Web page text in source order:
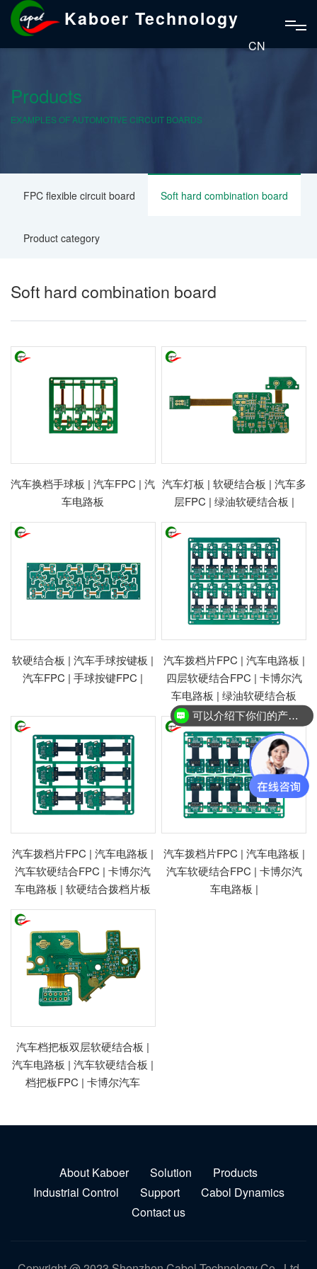
Kaboer Technology
CN
Products
EXAMPLES OF AUTOMOTIVE CIRCUIT BOARDS
FPC flexible circuit board Soft hard combination board
Product category
Soft hard combination board
汽车换档手球板 | 汽车FPC | 汽
车电路板
汽车灯板 | 软硬结合板 | 汽车多
层FPC | 绿油软硬结合板 |
软硬结合板 | 汽车手球按键板 |
汽车FPC | 手球按键FPC |
汽车拨档片FPC | 汽车电路板 |
四层软硬结合FPC | 卡博尔汽
车电路板 | 绿油软硬结合板
汽车拨档片FPC | 汽车电路板 |
汽车软硬结合FPC | 卡博尔汽
车电路板 | 软硬结合拨档片板
汽车拨档片FPC | 汽车电路板 |
汽车软硬结合FPC | 卡博尔汽
车电路板 |
汽车档把板双层软硬结合板 |
汽车电路板 | 汽车软硬结合板 |
档把板FPC | 卡博尔汽车
About Kaboer Solution
Products
Industrial Control
Support
Cabol Dynamics
Contact us
可以介绍下你们的产品么？